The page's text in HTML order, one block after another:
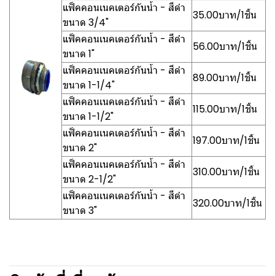
แฟ็คคอนเนคเตอร์กันน้ำ - สีดำ
ขนาด 3/4"
35.00บาท/1ชิ้น
แฟ็คคอนเนคเตอร์กันน้ำ - สีดำ
ขนาด 1"
56.00บาท/1ชิ้น
แฟ็คคอนเนคเตอร์กันน้ำ - สีดำ
ขนาด 1-1/4"
89.00บาท/1ชิ้น
แฟ็คคอนเนคเตอร์กันน้ำ - สีดำ
ขนาด 1-1/2"
115.00บาท/1ชิ้น
แฟ็คคอนเนคเตอร์กันน้ำ - สีดำ
ขนาด 2"
197.00บาท/1ชิ้น
แฟ็คคอนเนคเตอร์กันน้ำ - สีดำ
ขนาด 2-1/2"
310.00บาท/1ชิ้น
แฟ็คคอนเนคเตอร์กันน้ำ - สีดำ
ขนาด 3"
320.00บาท/1ชิ้น